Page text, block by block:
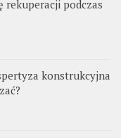
rekuperacji podczas
konstrukcyjna